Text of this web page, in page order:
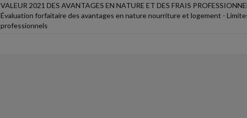
VALEUR 2021 DES AVANTAGES EN NATURE ET DES FRAIS
Évaluation forfaitaire des avantages en nature nourriture et logement -
professionnels